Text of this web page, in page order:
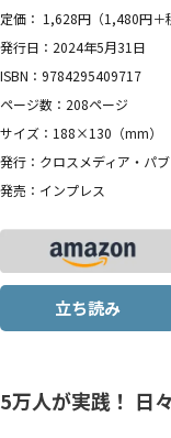
定価： 1,628円（1,480円＋
発行日：2024年5月31日
ISBN：9784295409717
ページ数：208ページ
サイズ：188×130（mm）
発行：クロスメディア・パ
発売：インプレス
立ち読み
5万人が実践！ 日